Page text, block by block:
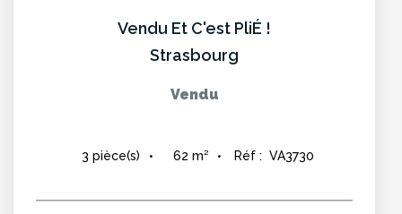
Vendu Et C'est PliÉ !
Strasbourg
Vendu
3 pièce(s) 62 m² Réf : VA3730